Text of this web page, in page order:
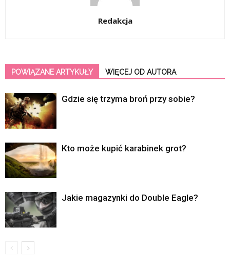
Redakcja
POWIĄZANE ARTYKUŁY WIĘCEJ OD AUTORA
Gdzie się trzyma broń przy sobie?
Kto może kupić karabinek grot?
Jakie magazynki do Double Eagle?